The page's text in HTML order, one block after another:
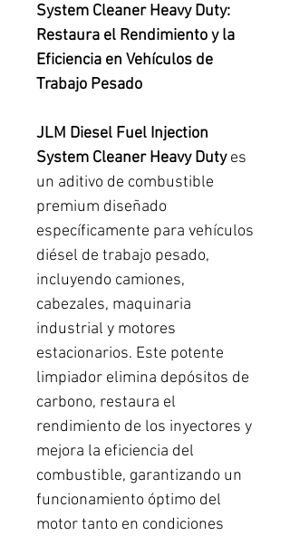
System Cleaner Heavy Duty:
Restaura el Rendimiento y la
Eficiencia en Vehículos de
Trabajo Pesado
JLM Diesel Fuel Injection
System Cleaner Heavy Dutyes
un aditivo de combustible
premium diseñado
específicamente para vehículos
diésel de trabajo pesado,
incluyendo camiones,
cabezales, maquinaria
industrial y motores
estacionarios. Este potente
limpiador elimina depósitos de
carbono, restaura el
rendimiento de los inyectores y
mejora la eficiencia del
combustible, garantizando un
funcionamiento óptimo del
motor tanto en condiciones